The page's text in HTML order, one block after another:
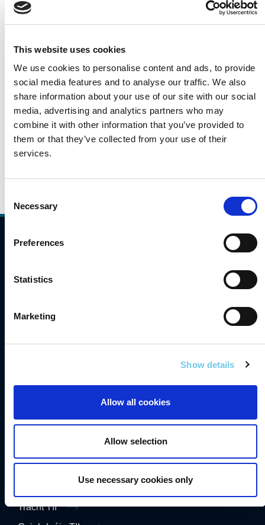
This website uses cookies
We use cookies to personalise content and ads, to provide
social media features and to analyse our traffic. We also
share information about your use of our site with our social
media, advertising and analytics partners who may
combine it with other information that you’ve provided to
them or that they’ve collected from your use of their
services.
Selection
Necessary
Preferences
Statistics
Marketing
Show details
Allow all cookies
Allow selection
Use necessary cookies only
Léargas laethúil é seo ar thrácht gluaisteán i rith na
mbuaicuaireanta taistil ó 7:00AM go 10:00AM i measc
náisiúnta/mótarbhealaí. Is éagsúil a bheidh na
huimhreacha seo bunaithe ar roinnt saincheisteanna
(aimsir, lá den tseachtain), ach léireoidh siad treochtaí
féideartha i bpatrúin taistil.
Cliceáil an nasc thíos, le do thoil, chun na sonraí tráchta
15.12.2021
Comhlíonadh
Príobháideacht
Fianáin
Fógra Maidir le Cosaint Sonraí
Trácht TII